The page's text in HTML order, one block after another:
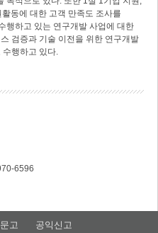
동에 대한 고객 만족도 조사를
행하고 있는 연구개발 사업에 대한
검증과 기술 이전을 위한 연구개발
수행하고 있다.
6596
고 공익신고